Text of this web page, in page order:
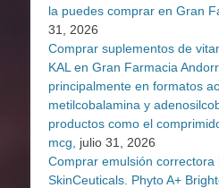
la puedes comprar en Gran
31, 2026
Comprar suplementos de
KAL en Gran Farmacia
principalmente en formatos
metilcobalamina y
productos como el
mcg,
julio 31, 2026
Comprar emulsión correctora
SkinCeuticals. Phyto A+